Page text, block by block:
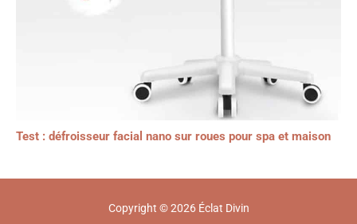
Test : défroisseur facial nano sur roues pour spa et maison
Copyright © 2026 Éclat Divin